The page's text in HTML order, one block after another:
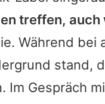
treffen, auch
Während bei
stand,
Im Gespräch